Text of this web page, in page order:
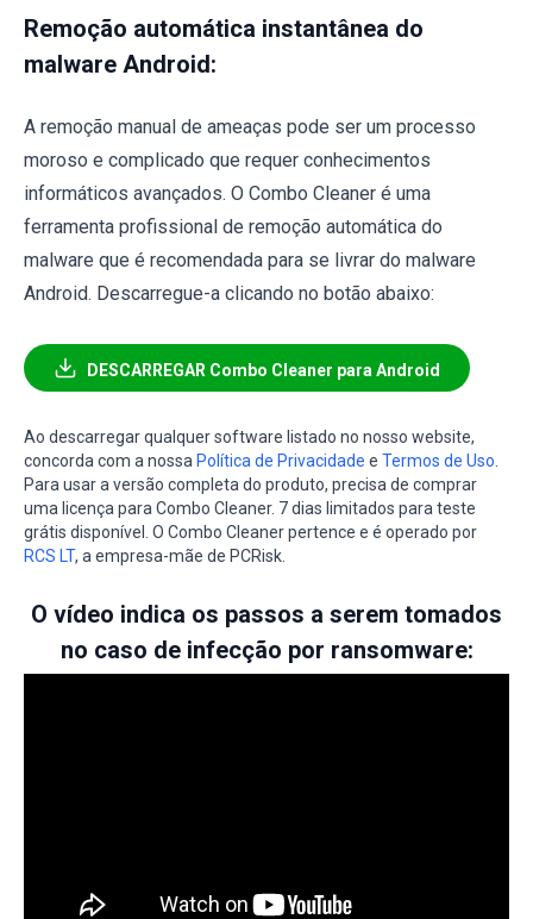
Remoção automática instantânea do
malware Android:
A remoção manual de ameaças pode ser um processo
moroso e complicado que requer conhecimentos
informáticos avançados. O Combo Cleaner é uma
ferramenta profissional de remoção automática do
malware que é recomendada para se livrar do malware
Android. Descarregue-a clicando no botão abaixo:
DESCARREGAR Combo Cleaner para Android
Ao descarregar qualquer software listado no nosso website,
concorda com a nossa Política de Privacidade e Termos de Uso
Para usar a versão completa do produto, precisa de comprar
uma licença para Combo Cleaner. 7 dias limitados para teste
grátis disponível. O Combo Cleaner pertence e é operado por
RCS LT, a empresa-mãe de PCRisk.
O vídeo indica os passos a serem tomados
no caso de infecção por ransomware: